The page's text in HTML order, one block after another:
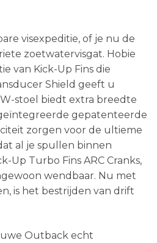
visexpeditie, of je nu de
zoetwatervisgat. Hobie
van Kick-Up Fins die
Shield geeft u
stoel biedt extra breedte
gepatenteerde
zorgen voor de ultieme
al je spullen binnen
Up Turbo Fins ARC Cranks,
wendbaar. Nu met
is het bestrijden van drift
Outback echt